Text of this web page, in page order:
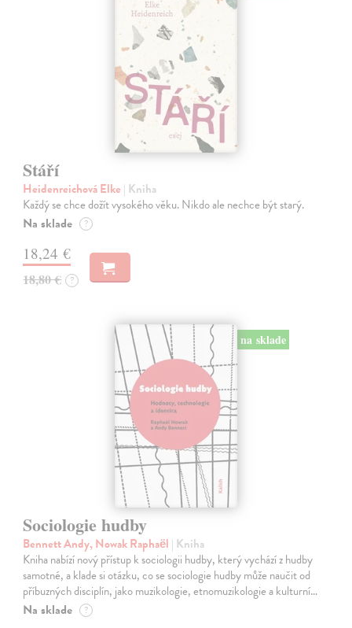
Stáří
Heidenreichová Elke | Kniha
Každý se chce dožít vysokého věku. Nikdo ale nechce být starý.
Na sklade ?
18,24 €
18,80 € ?
na sklade
Sociologie hudby
Bennett Andy, Nowak Raphaël | Kniha
Kniha nabízí nový přístup k sociologii hudby, který vychází z hudby
samotné, a klade si otázku, co se sociologie hudby může naučit od
příbuzných disciplín, jako muzikologie, etnomuzikologie a kulturní…
Na sklade ?